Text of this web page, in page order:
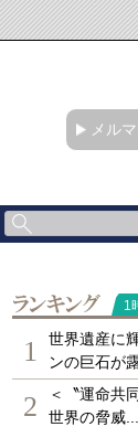
メル
1
1
世界遺産に
ンの巨石が
2
＜〝運命共
世界の脅威